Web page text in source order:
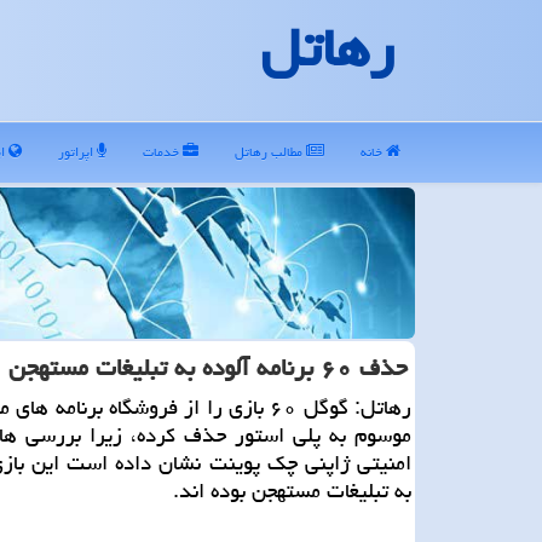
رهاتل
خانه مطالب رهاتل خدمات اپراتور
حذف ۶۰ برنامه آلوده به تبلیغات مستهجن از فروشگاه گوگل
رهاتل: گوگل ۶۰ بازی را از فروشگاه برنامه
موسوم به پلی استور حذف كرده، زیرا بررسی
امنیتی ژاپنی چك پوینت نشان داده است این
به تبلیغات مستهجن بوده اند.